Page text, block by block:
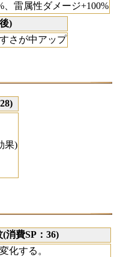
、雷属性ダメージ+100%
)
さが中アップ
果)
消費SP：36)
化する。